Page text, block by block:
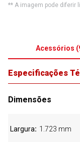
** A imagem pode diferir
Acessórios (
Especificações
Dimensões
Largura 1.723 mm